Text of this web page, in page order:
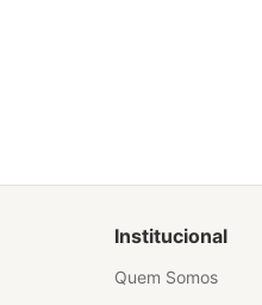
Institucional
Quem Somos